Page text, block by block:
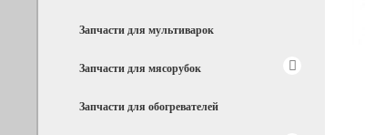
Запчасти для мультиварок
Запчасти для мясорубок
Запчасти для обогревателей